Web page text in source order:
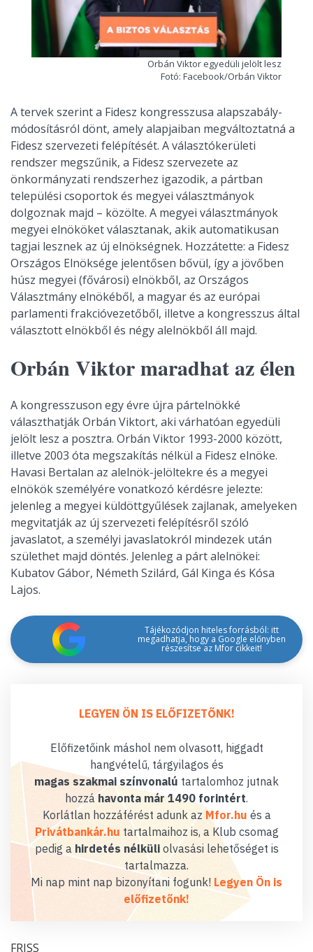
Orbán Viktor egyedüli jelölt lesz
Fotó: Facebook/Orbán Viktor
A tervek szerint a Fidesz kongresszusa alapszabály-
módosításról dönt, amely alapjaiban megváltoztatná a
Fidesz szervezeti felépítését. A választókerületi
rendszer megszűnik, a Fidesz szervezete az
önkormányzati rendszerhez igazodik, a pártban
települési csoportok és megyei választmányok
dolgoznak majd – közölte. A megyei választmányok
megyei elnököket választanak, akik automatikusan
tagjai lesznek az új elnökségnek. Hozzátette: a Fidesz
Országos Elnöksége jelentősen bővül, így a jövőben
húsz megyei (fővárosi) elnökből, az Országos
Választmány elnökéből, a magyar és az európai
parlamenti frakcióvezetőből, illetve a kongresszus által
választott elnökből és négy alelnökből áll majd.
Orbán Viktor maradhat az élen
A kongresszuson egy évre újra pártelnökké
választhatják Orbán Viktort, aki várhatóan egyedüli
jelölt lesz a posztra. Orbán Viktor 1993-2000 között,
illetve 2003 óta megszakítás nélkül a Fidesz elnöke.
Havasi Bertalan az alelnök-jelöltekre és a megyei
elnökök személyére vonatkozó kérdésre jelezte:
jelenleg a megyei küldöttgyűlések zajlanak, amelyeken
megvitatják az új szervezeti felépítésről szóló
javaslatot, a személyi javaslatokról mindezek után
születhet majd döntés. Jelenleg a párt alelnökei:
Kubatov Gábor, Németh Szilárd, Gál Kinga és Kósa
Lajos.
Tájékozódjon hiteles forrásból: itt
megadhatja, hogy a Google előnyben
részesítse az Mfor cikkeit!
LEGYEN ÖN IS ELŐFIZETŐNK!
Előfizetőink máshol nem olvasott, higgadt
hangvételű, tárgyilagos és
magas szakmai színvonalú tartalomhoz jutnak
hozzáhavonta már 1490 forintért.
Korlátlan hozzáférést adunk az Mfor.hu és a
Privátbankár.hu tartalmaihoz is, a Klub csomag
pedig a hirdetés nélküliolvasási lehetőséget is
tartalmazza.
Mi nap mint nap bizonyítani fogunk! Legyen Ön is
előfizetőnk!
FRISS